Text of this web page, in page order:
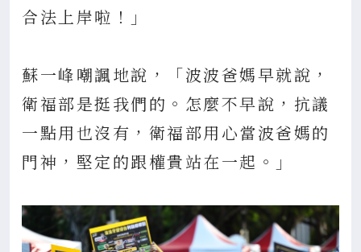
合法上岸啦！」
蘇一峰嘲諷地說，「波波爸媽早就說，
衛福部是挺我們的。怎麼不早說，抗議
一點用也沒有，衛福部用心當波爸媽的
門神，堅定的跟權貴站在一起。」